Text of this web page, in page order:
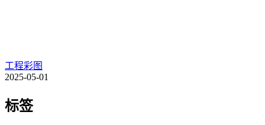
工程彩图
2025-05-01
标签